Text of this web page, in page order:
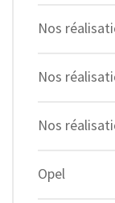
Nos
Nos
Nos
Opel